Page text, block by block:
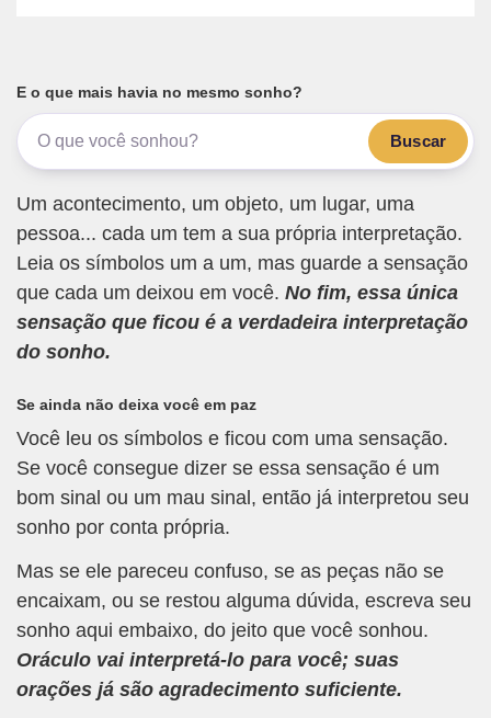
E o que mais havia no mesmo sonho?
Buscar
Um acontecimento, um objeto, um lugar, uma
pessoa... cada um tem a sua própria interpretação.
Leia os símbolos um a um, mas guarde a sensação
que cada um deixou em você. No fim, essa única
sensação que ficou é a verdadeira interpretação
do sonho.
Se ainda não deixa você em paz
Você leu os símbolos e ficou com uma sensação.
Se você consegue dizer se essa sensação é um
bom sinal ou um mau sinal, então já interpretou seu
sonho por conta própria.
Mas se ele pareceu confuso, se as peças não se
encaixam, ou se restou alguma dúvida, escreva seu
sonho aqui embaixo, do jeito que você sonhou.
Oráculo vai interpretá-lo para você; suas
orações já são agradecimento suficiente.